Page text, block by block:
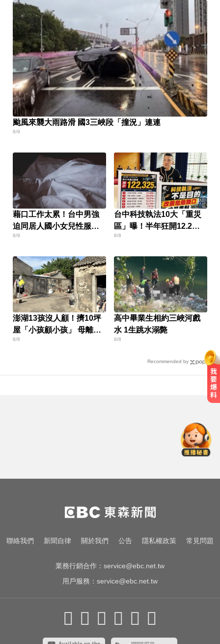
颱風來襲大雨路滑 國3三峽段「撞況」連連
8/9
藉口工作太累！台中男強
迫同居人國小女兒性服務
下場出爐
8/9
台中科技執法10大「重災
區」曝！半年狂開12.2萬
張
8/8
澎湖13孩沒人顧！擠10坪
屋「小孩顧小孩」 母離家
帶走補助金
8/8
高中畢業生相約三峽河戲
水 1生跳水溺斃
8/8
Recommended by
局代打當英雄奪勝
NBA／獨行俠、火箭10月登陸澳
門！所有資訊一次看
愛玩車／藍寶堅尼超強新車 還沒發
聯絡我們 新聞自律 關於我們 公告 隱私權政策 常見問題
業務行銷合作： service@ebc.net.tw
用戶服務： service@ebc.net.tw